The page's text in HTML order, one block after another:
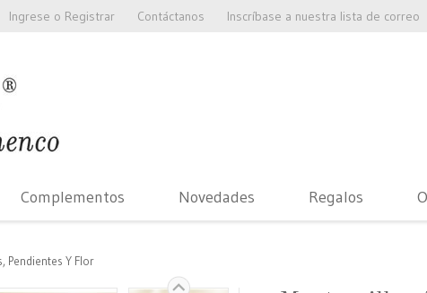
Ingrese o Registrar Contáctanos Inscríbase a nuestra lista de correo
Complementos Novedades Regalos
Pendientes Y Flor